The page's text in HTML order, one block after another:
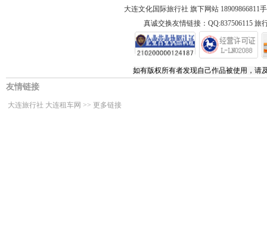
大连文化国际旅行社 旗下网站 18909866811
真诚交换友情链接：QQ:837506115 旅
如有版权所有者发现自己作品被使用，请
友情链接
大连旅行社 大连租车网 >> 更多链接